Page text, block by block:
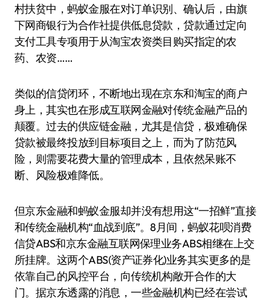
村扶贫中，蚂蚁金服在对订单识别、确认后，由旗
下网商银行为合作社提供低息贷款，贷款通过定向
支付工具专项用于从淘宝农资类目购买指定的农
药、农资……
类似的信贷闭环，不断地出现在京东和淘宝的商户
身上，其实也在形成互联网金融对传统金融产品的
颠覆。过去的供应链金融，尤其是信贷，极难确保
贷款被最终投放到目标项目之上，而为了防范风
险，则需要花费大量的管理成本，且依然呆账不
断、风险极难降低。
但京东金融和蚂蚁金服却并没有想用这“一招鲜”直接
和传统金融机构“血战到底”。8月间，蚂蚁花呗消费
信贷ABS和京东金融互联网保理业务ABS相继在上交
所挂牌。这两个ABS(资产证券化)业务其实更多的是
依靠自己的风控平台，向传统机构敞开合作的大
门。据京东透露的消息，一些金融机构已经在尝试